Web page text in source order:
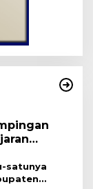
satunya